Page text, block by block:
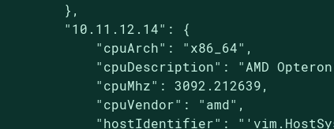
        },
        "10.11.12.14": {
            "cpuArch": "x86_64",
"cpuDescription": "AMD
            "cpuMhz": 3092.212639,
            "cpuVendor": "amd",
"hostIdentifier":